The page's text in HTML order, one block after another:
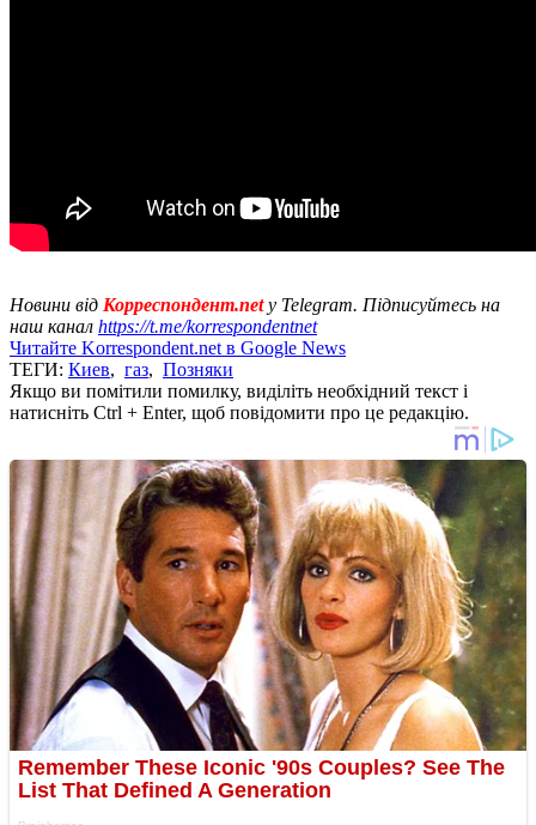
Новини від Корреспондент.netу Telegram. Підписуйтесь на
наш канал https://t.me/korrespondentnet
Читайте Korrespondent.net в Google News
ТЕГИ: Киев, газ, Позняки
Якщо ви помітили помилку, виділіть необхідний текст і
натисніть Ctrl + Enter, щоб повідомити про це редакцію.